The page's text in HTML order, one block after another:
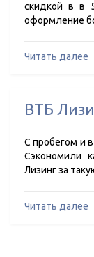
скидкой в в
оформление
Читать далее
ВТБ
С пробегом и
Сэкономили
Лизинг за
Читать далее